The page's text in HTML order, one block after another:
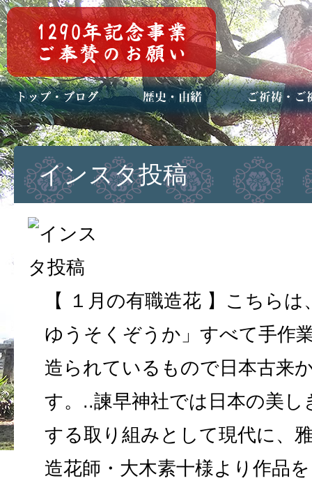
トップページ
ブログ(日々八百万)
お知らせ一覧 歴史・ご祭神
年中行事
メディア掲載 ご祈祷・ご祈
安産祈願
初宮参り
七五三詣
長寿のお祝い
神前結婚式
厄祓い・方位
車のお祓い
地鎮祭
神葬祭（神式
インスタ投稿
【 １月の有職造花 】こちら
ゆうそくぞうか」すべて手作
造られているもので日本古来
す。..諫早神社では日本の美し
する取り組みとして現代に、
造花師・大木素十様より作品